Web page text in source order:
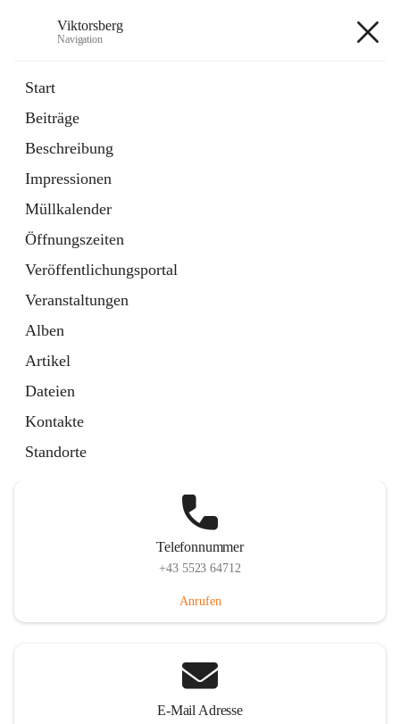
Viktorsberg
Navigation
Start
Beiträge
Beschreibung
Impressionen
Müllkalender
Öffnungszeiten
Veröffentlichungsportal
Veranstaltungen
Alben
Artikel
Dateien
Kontakte
Standorte
1 Schnellzugriff
Bürgerservice
10 Schnellzugriffe
Telefonnummer
+43 5523 64712
Anrufen
E-Mail Adresse